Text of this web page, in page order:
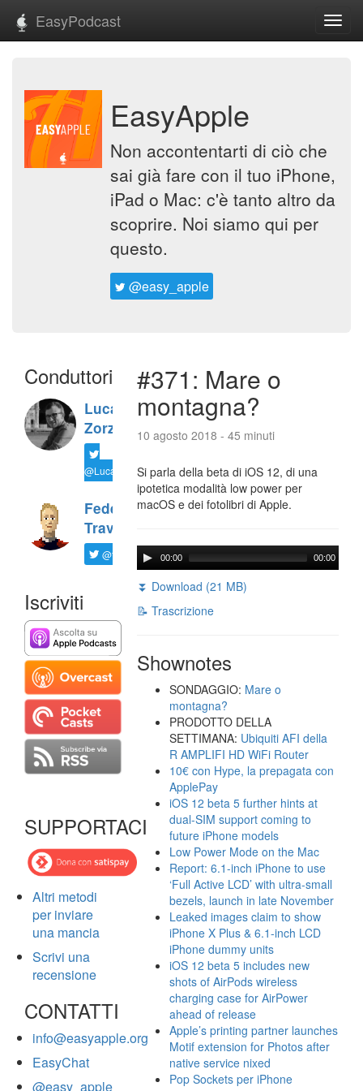
EasyPodcast
EasyApple
Non accontentarti di ciò che
sai già fare con il tuo iPhone,
iPad o Mac: c'è tanto altro da
scoprire. Noi siamo qui per
questo.
@easy_apple
Conduttori
Luca
Zorzi
@LucaTNT
Federico
Travaini
@ftrava
Iscriviti
SUPPORTACI
Altri metodi
per inviare
una mancia
Scrivi una
recensione
CONTATTI
info@easyapple.org
EasyChat
@easy_apple
#371: Mare o
montagna?
10 agosto 2018 - 45 minuti
Si parla della beta di iOS 12, di una
ipotetica modalità low power per
macOS e dei fotolibri di Apple.
00:00 00:00
⏬ Download (21 MB)
📝 Trascrizione
Shownotes
SONDAGGIO: Mare o
montagna?
PRODOTTO DELLA
SETTIMANA: Ubiquiti AFI della
R AMPLIFI HD WiFi Router
10€ con Hype, la prepagata con
ApplePay
iOS 12 beta 5 further hints at
dual-SIM support coming to
future iPhone models
Low Power Mode on the Mac
Report: 6.1-inch iPhone to use
‘Full Active LCD’ with ultra-small
bezels, launch in late November
Leaked images claim to show
iPhone X Plus & 6.1-inch LCD
iPhone dummy units
iOS 12 beta 5 includes new
shots of AirPods wireless
charging case for AirPower
ahead of release
Apple’s printing partner launches
Motif extension for Photos after
native service nixed
Pop Sockets per iPhone